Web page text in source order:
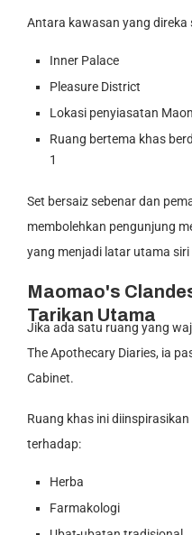
Antara kawasan yang direka
Inner Palace
Pleasure District
Lokasi penyiasatan
Ruang bertema khas
1
Set bersaiz sebenar dan
membolehkan pengunjung
yang menjadi latar utama siri
Maomao's
Tarikan Utama
Jika ada satu ruang yang
The Apothecary Diaries, ia
Cabinet.
Ruang khas ini
terhadap:
Herba
Farmakologi